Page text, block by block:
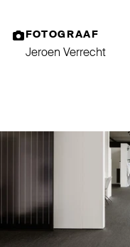
FOTOGRAAF
Jeroen Verrecht